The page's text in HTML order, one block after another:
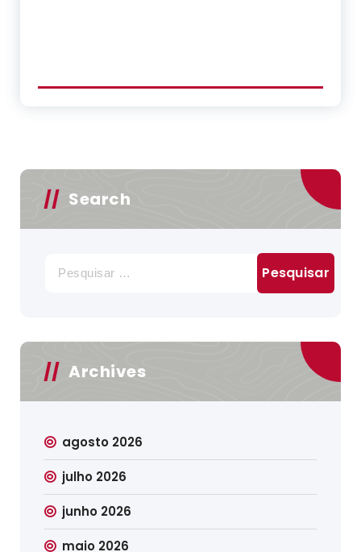
Search
por:
Archives
agosto 2026
julho 2026
junho 2026
maio 2026